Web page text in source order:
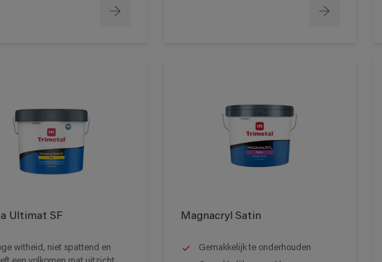
Ultimat SF
witheid, niet spattend en
Magnacryl Satin
Gemakkelijk te onderhouden